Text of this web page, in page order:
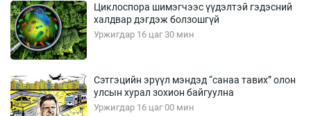
Циклоспора шимэгчээс үүдэлтэй гэдэсний
халдвар дэгдэж болзошгүй
Уржигдар 16 цаг 30 мин
Сэтгэцийн эрүүл мэндэд “санаа тавих” олон
улсын хурал зохион байгуулна
Уржигдар 16 цаг 00 мин